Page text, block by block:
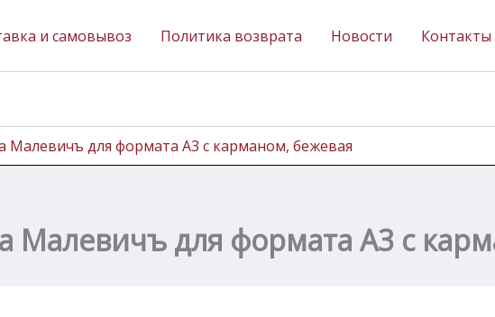
и самовывоз Политика возврата Новости Контакты
Малевичъ для формата А3 с карманом, бежевая
Малевичъ для формата А3 с